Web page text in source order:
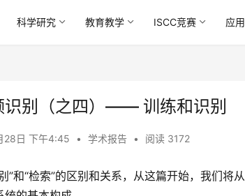
科学研究 教育教学 ISCC竞赛 应
识别（之四）—— 训练和识别
28日 下午4:45 • 学术报告 • 阅读 3172
”和“检索”的区别和关系，从这篇开始，我们